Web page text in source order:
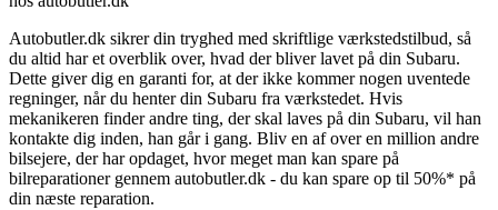
Autobutler.dk sikrer din tryghed med skriftlige værkstedstilbud, så
du altid har et overblik over, hvad der bliver lavet på din Subaru.
Dette giver dig en garanti for, at der ikke kommer nogen uventede
regninger, når du henter din Subaru fra værkstedet. Hvis
mekanikeren finder andre ting, der skal laves på din Subaru, vil han
kontakte dig inden, han går i gang. Bliv en af over en million andre
bilsejere, der har opdaget, hvor meget man kan spare på
bilreparationer gennem autobutler.dk - du kan spare op til 50%* på
din næste reparation.